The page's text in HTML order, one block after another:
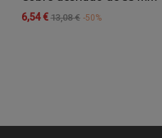
Precio
6,54 €Precio
13,08 € -50%